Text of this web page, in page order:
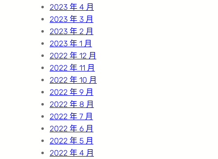
2023 年 4 月
2023 年 3 月
2023 年 2 月
2023 年 1 月
2022 年 12 月
2022 年 11 月
2022 年 10 月
2022 年 9 月
2022 年 8 月
2022 年 7 月
2022 年 6 月
2022 年 5 月
2022 年 4 月